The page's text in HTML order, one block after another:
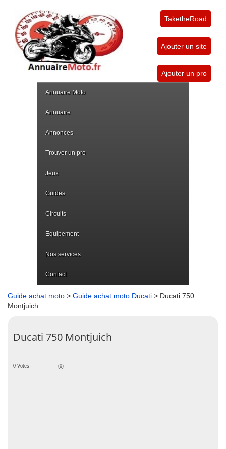
TaketheRoad
Ajouter un site
Ajouter un pro
Annuaire Moto
Annuaire
Annonces
Trouver un pro
Jeux
Guides
Circuits
Equipement
Nos services
Contact
Guide achat moto > Guide achat moto Ducati > Ducati 750
Montjuich
Ducati 750 Montjuich
0 Votes (0)